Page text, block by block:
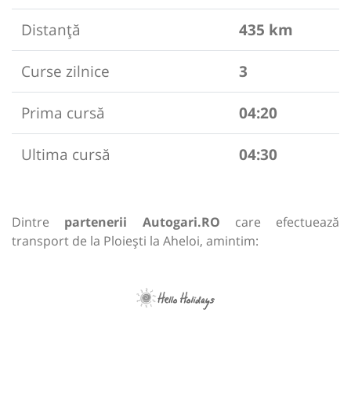
Distanță
435 km
Curse zilnice
3
Prima cursă
04:20
Ultima cursă
04:30
Dintre partenerii Autogari.RO care efectuează
transport de la Ploiești la Aheloi, amintim: